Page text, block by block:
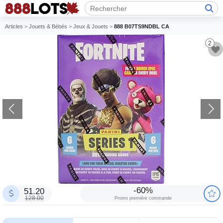
Articles > Jouets & Bébés > Jeux & Jouets > 888 B07TS9NDBL CA
2
51.20
128.00
-60%
Promo première commande